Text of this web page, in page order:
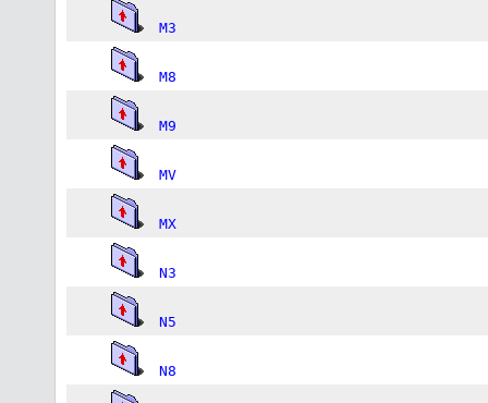
M3
M8
M9
MV
MX
N3
N5
N8